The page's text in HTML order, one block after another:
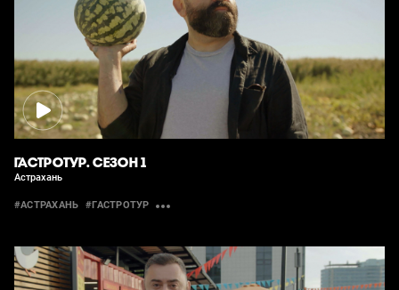
ГАСТРОТУР. СЕЗОН 1
Астрахань
#АСТРАХАНЬ #ГАСТРОТУР